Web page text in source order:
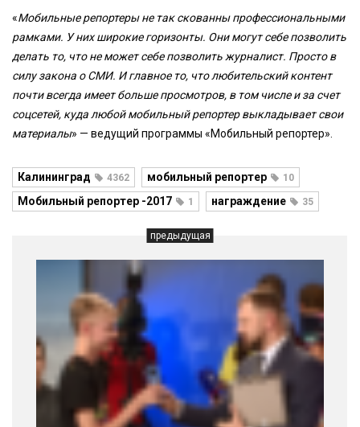
«Мобильные репортеры не так скованны профессиональными
рамками. У них широкие горизонты. Они могут себе позволить
делать то, что не может себе позволить журналист. Просто в
силу закона о СМИ. И главное то, что любительский контент
почти всегда имеет больше просмотров, в том числе и за счет
соцсетей, куда любой мобильный репортер выкладывает свои
материалы» — ведущий программы «Мобильный репортер».
Калининград 4362 мобильный репортер 10
Мобильный репортер -2017 1 награждение 35
предыдущая